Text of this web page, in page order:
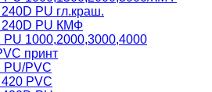
PU гл.краш.
240D PU КМФ
PU 1000,2000,3000,4000
принт
PU/PVC
PVC